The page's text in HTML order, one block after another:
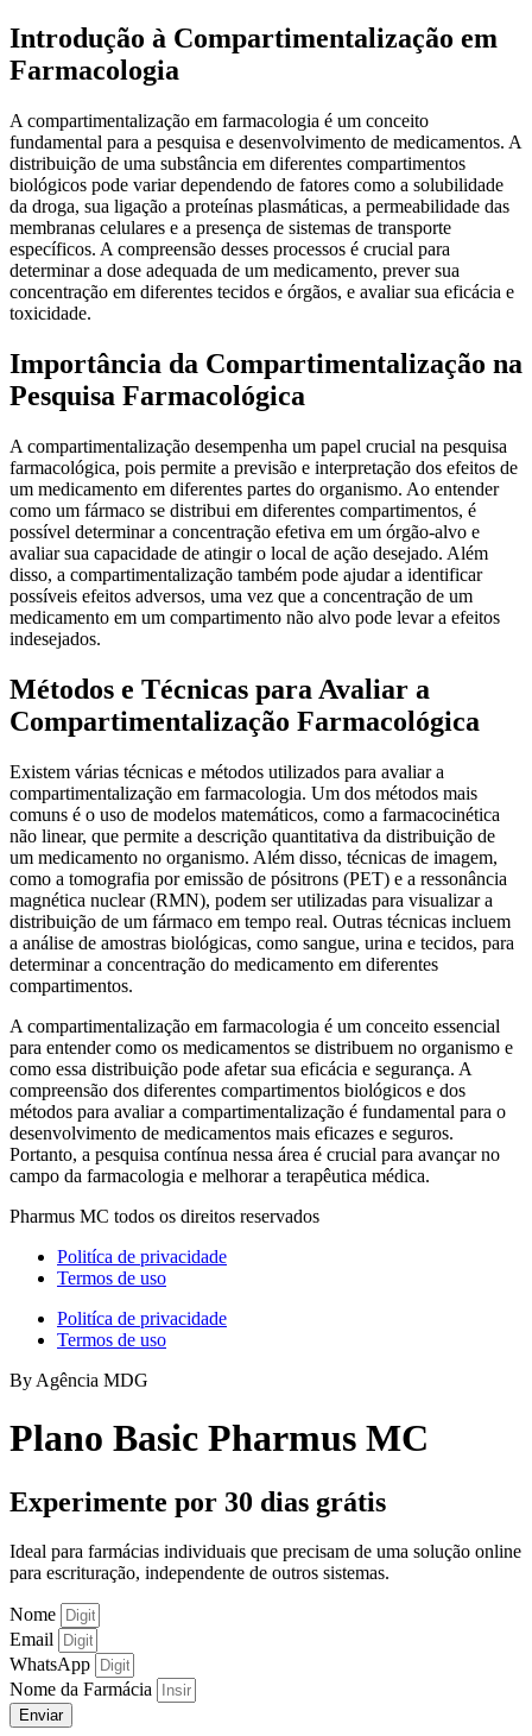
Introdução à Compartimentalização em
Farmacologia
A compartimentalização em farmacologia é um conceito
fundamental para a pesquisa e desenvolvimento de medicamentos. A
distribuição de uma substância em diferentes compartimentos
biológicos pode variar dependendo de fatores como a solubilidade
da droga, sua ligação a proteínas plasmáticas, a permeabilidade das
membranas celulares e a presença de sistemas de transporte
específicos. A compreensão desses processos é crucial para
determinar a dose adequada de um medicamento, prever sua
concentração em diferentes tecidos e órgãos, e avaliar sua eficácia e
toxicidade.
Importância da Compartimentalização na
Pesquisa Farmacológica
A compartimentalização desempenha um papel crucial na pesquisa
farmacológica, pois permite a previsão e interpretação dos efeitos de
um medicamento em diferentes partes do organismo. Ao entender
como um fármaco se distribui em diferentes compartimentos, é
possível determinar a concentração efetiva em um órgão-alvo e
avaliar sua capacidade de atingir o local de ação desejado. Além
disso, a compartimentalização também pode ajudar a identificar
possíveis efeitos adversos, uma vez que a concentração de um
medicamento em um compartimento não alvo pode levar a efeitos
indesejados.
Métodos e Técnicas para Avaliar a
Compartimentalização Farmacológica
Existem várias técnicas e métodos utilizados para avaliar a
compartimentalização em farmacologia. Um dos métodos mais
comuns é o uso de modelos matemáticos, como a farmacocinética
não linear, que permite a descrição quantitativa da distribuição de
um medicamento no organismo. Além disso, técnicas de imagem,
como a tomografia por emissão de pósitrons (PET) e a ressonância
magnética nuclear (RMN), podem ser utilizadas para visualizar a
distribuição de um fármaco em tempo real. Outras técnicas incluem
a análise de amostras biológicas, como sangue, urina e tecidos, para
determinar a concentração do medicamento em diferentes
compartimentos.
A compartimentalização em farmacologia é um conceito essencial
para entender como os medicamentos se distribuem no organismo e
como essa distribuição pode afetar sua eficácia e segurança. A
compreensão dos diferentes compartimentos biológicos e dos
métodos para avaliar a compartimentalização é fundamental para o
desenvolvimento de medicamentos mais eficazes e seguros.
Portanto, a pesquisa contínua nessa área é crucial para avançar no
campo da farmacologia e melhorar a terapêutica médica.
Pharmus MC todos os direitos reservados
Politíca de privacidade
Termos de uso
Politíca de privacidade
Termos de uso
By Agência MDG
Plano Basic Pharmus MC
Experimente por 30 dias grátis
Ideal para farmácias individuais que precisam de uma solução online
para escrituração, independente de outros sistemas.
Nome
Email
WhatsApp
Nome da Farmácia
Enviar